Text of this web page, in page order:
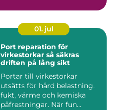
01. jul
Port reparation för
virkestorkar så säkras
driften på lång sikt
Portar till virkestorkar
utsätts för hård belastning,
fukt, värme och kemiska
påfrestningar. När fun...